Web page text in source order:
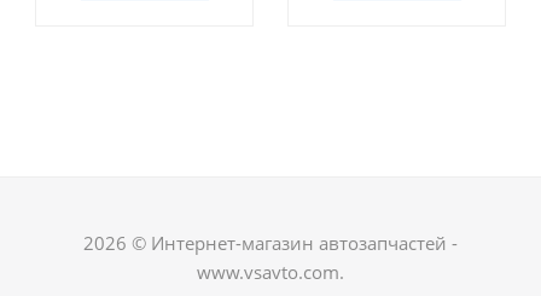
2026 © Интернет-магазин автозапчастей -
www.vsavto.com.